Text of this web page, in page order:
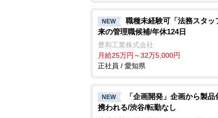
NEW
職種未経験可「法務スタッ
来の管理職候補/年休124日
豊和工業株式会社
月給25万円～32万5,000円
正社員 / 愛知県
NEW
「企画開発」企画から製品
携われる/渋谷/転勤なし